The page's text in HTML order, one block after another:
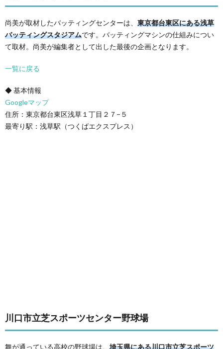
尚美が取材したバッティングセンターは、 東京都台東区にある浅草
バッティングスタジアムです。バッティングマシンの仕組みについ
て取材。尚美が編集者として出した最後の企画となります。
一覧に戻る
◆ 基本情報
Googleマップ
住所：東京都台東区浅草１丁目２７−５
最寄り駅：浅草駅（つくばエクスプレス）
川口市立芝スポーツセンター野球場
舞が通っている高校の野球場は、 埼玉県にある川口市立芝スポーツ